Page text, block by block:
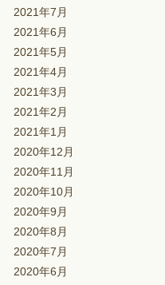
2021年7月
2021年6月
2021年5月
2021年4月
2021年3月
2021年2月
2021年1月
2020年12月
2020年11月
2020年10月
2020年9月
2020年8月
2020年7月
2020年6月